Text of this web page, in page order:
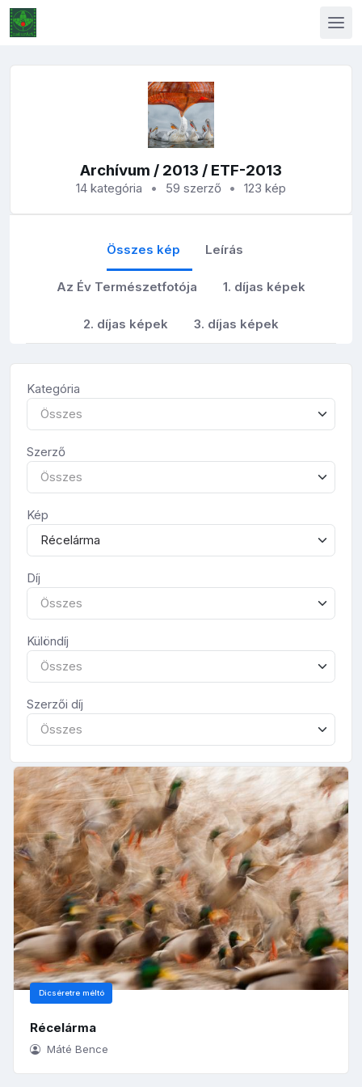
Archívum / 2013 / ETF-2013
14 kategória 59 szerző 123 kép
Összes kép Leírás
Az Év Természetfotója 1. díjas képek
2. díjas képek 3. díjas képek
Kategória
Összes
Szerző
Összes
Kép
Récelárma
Díj
Összes
Különdíj
Összes
Szerzői díj
Összes
Dicséretre méltó
Récelárma
Máté Bence